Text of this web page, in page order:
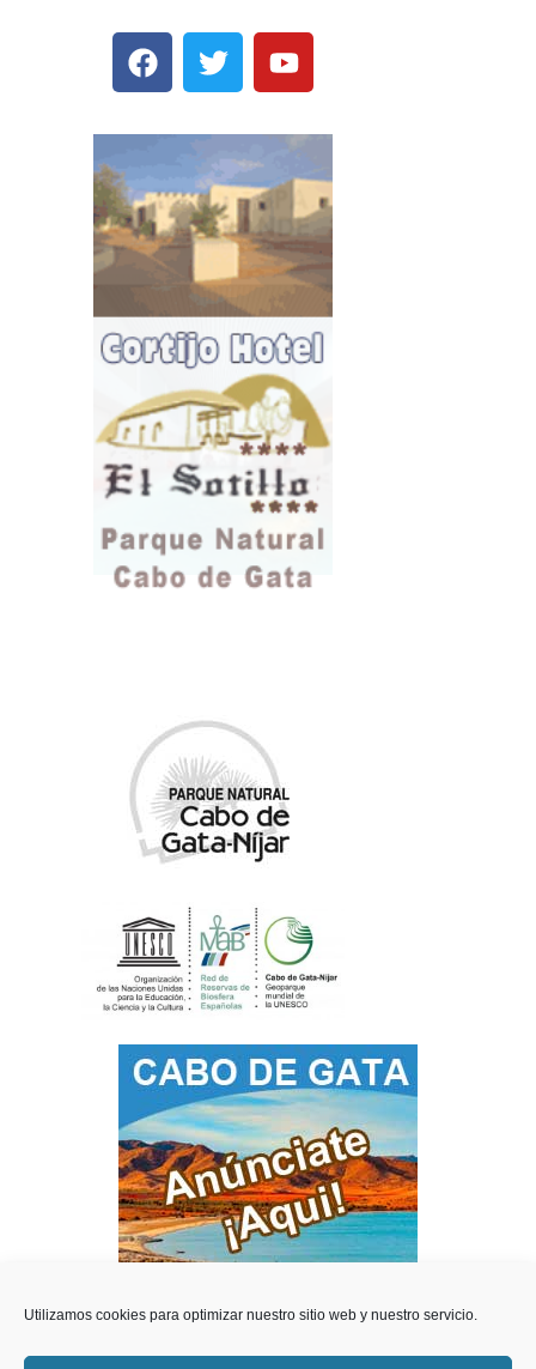
Utilizamos cookies para optimizar nuestro sitio web y nuestro servicio.